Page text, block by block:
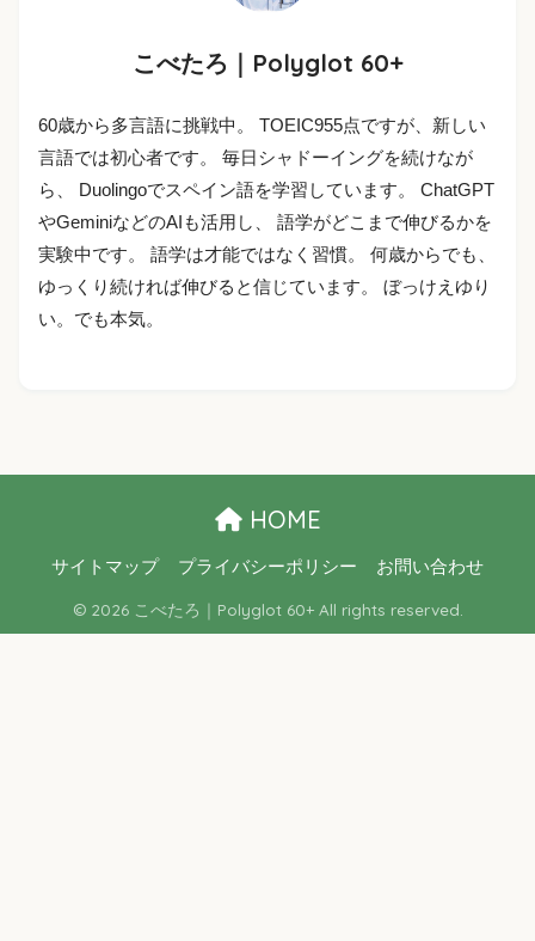
こべたろ｜Polyglot 60+
60歳から多言語に挑戦中。 TOEIC955点ですが、新しい
言語では初心者です。 毎日シャドーイングを続けなが
ら、 Duolingoでスペイン語を学習しています。 ChatGPT
やGeminiなどのAIも活用し、 語学がどこまで伸びるかを
実験中です。 語学は才能ではなく習慣。 何歳からでも、
ゆっくり続ければ伸びると信じています。 ぼっけえゆり
い。でも本気。
HOME
サイトマップ プライバシーポリシー お問い合わせ
© 2026 こべたろ｜Polyglot 60+ All rights reserved.